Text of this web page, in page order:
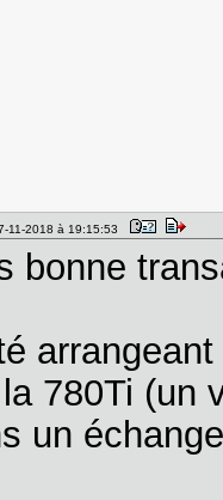
11-2018 à 19:15:53
bonne
780Ti (un
un